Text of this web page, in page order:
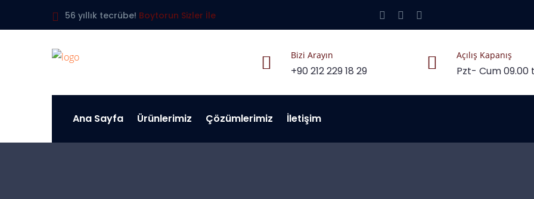
56 yıllık tecrübe! Boytorun Sizler İle
Bizi Arayın
+90 212 229 18 29
Açılış Kapanış
Pzt- Cum 09.00
Ana Sayfa Ürünlerimiz Çözümlerimiz İletişim